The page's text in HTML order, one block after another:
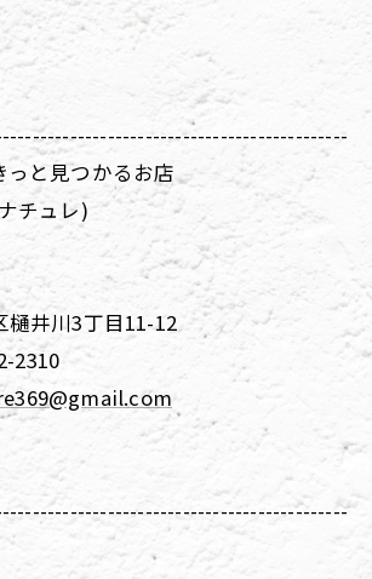
と見つかるお店
チュレ)
井川3丁目11-12
2310